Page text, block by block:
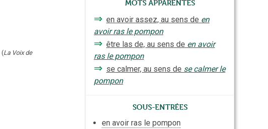
(La Voix de
⇒ en avoir assez, au sens de en
avoir ras le pompon
⇒ être las de, au sens de en avoir
ras le pompon
⇒ se calmer, au sens de se calmer le
pompon
Sous-entrées
en avoir ras le pompon